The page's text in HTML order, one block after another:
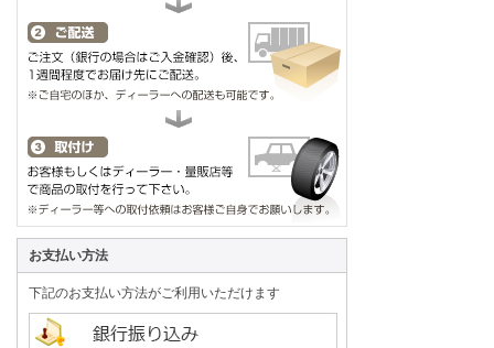
お支払い方法
下記のお支払い方法がご利用いただけます